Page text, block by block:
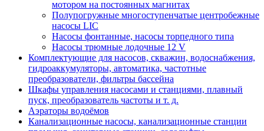
мотором на постоянных магнитах
Полупогружные многоступенчатые центробежные
насосы LIC
Насосы фонтанные, насосы торпедного типа
Насосы трюмные лодочные 12 V
Комплектующие для насосов, скважин, водоснабжения,
гидроаккумуляторы, автоматика, частотные
преобразователи, фильтры бассейна
Шкафы управления насосами и станциями, плавный
пуск, преобразователь частоты и т. д.
Аэраторы водоёмов
Канализационные насосы, канализационные станции